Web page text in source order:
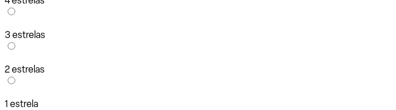
3 estrelas
2 estrelas
1 estrela